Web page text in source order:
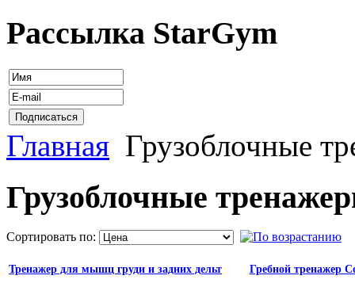
Рассылка StarGym
Главная Грузоблочные
Грузоблочные
Сортировать по:
Тренажер для мышц груди и задних дельт Гребной тренажер